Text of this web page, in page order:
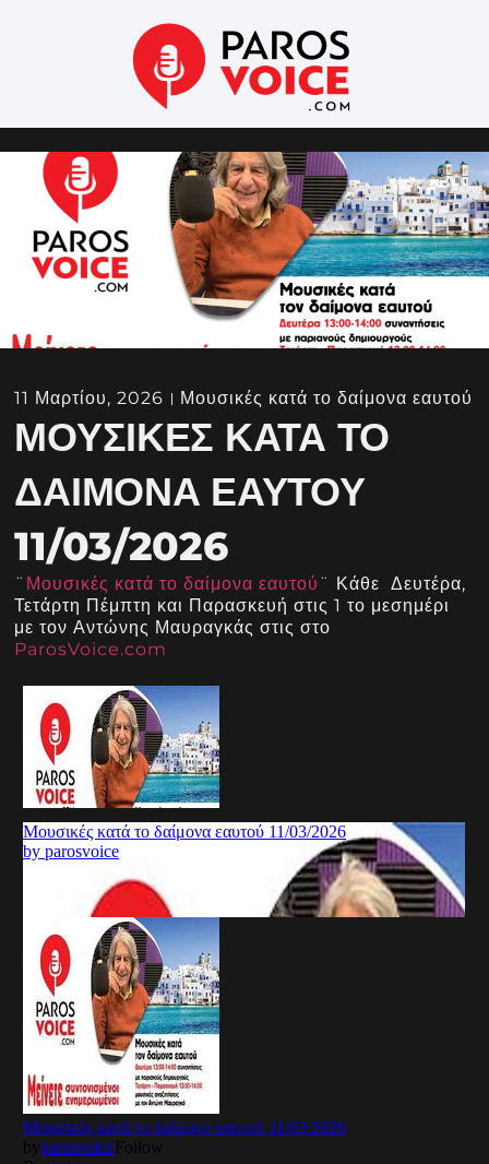
11 Μαρτίου, 2026 Μουσικές κατά το δαίμονα εαυτού
ΜΟΥΣΙΚΈΣ ΚΑΤΆ ΤΟ
ΔΑΊΜΟΝΑ ΕΑΥΤΟΎ
11/03/2026
¨ Μουσικές κατά το δαίμονα εαυτού ¨ Κάθε Δευτέρα,
Τετάρτη Πέμπτη και Παρασκευή στις 1 το μεσημέρι
με τον Αντώνης Μαυραγκάς στις στο
ParosVoice.com